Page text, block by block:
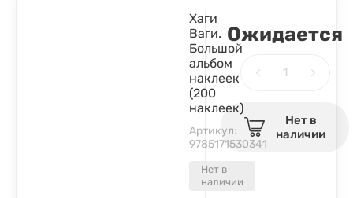
Нет в
наличии
Хаги
Ваги.
Большой
альбом
наклеек
(200
наклеек)
Артикул:
9785171530341
Ожидается
Нет в
наличии